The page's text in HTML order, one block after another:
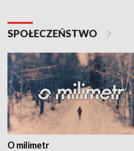
SPOŁECZEŃSTWO
O milimetr